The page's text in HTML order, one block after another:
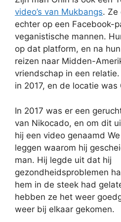
video’s van Mukbangs. Ze
echter op een Facebook-
veganistische mannen.
op dat platform, en na
reizen naar Midden-
vriendschap in een
in 2017, en de locatie
In 2017 was er een
van Nikocado, en om dit
hij een video genaamd
leggen waarom hij
man. Hij legde uit dat hij
gezondheidsproblemen
hem in de steek had
hebben ze het weer
weer bij elkaar gekomen.